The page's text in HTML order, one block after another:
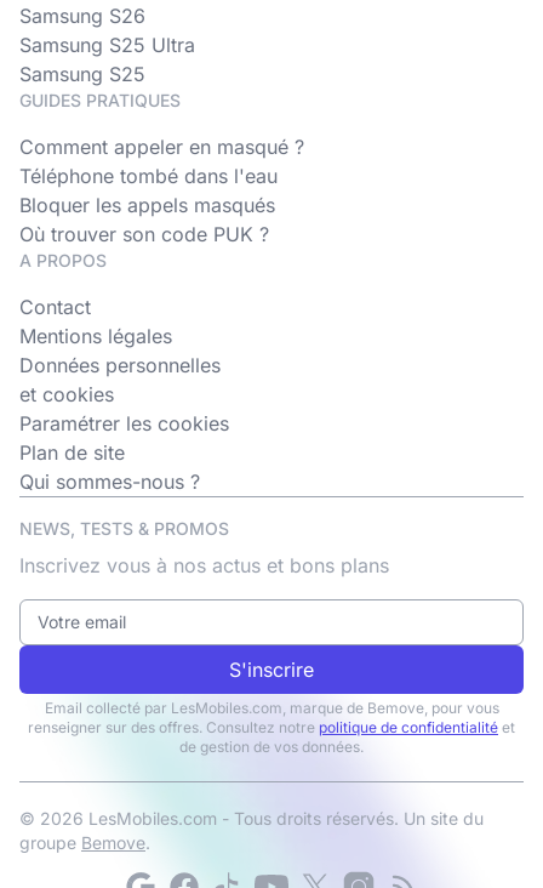
Samsung S26
Samsung S25 Ultra
Samsung S25
GUIDES PRATIQUES
Comment appeler en masqué ?
Téléphone tombé dans l'eau
Bloquer les appels masqués
Où trouver son code PUK ?
A PROPOS
Contact
Mentions légales
Données personnelles
et cookies
Paramétrer les cookies
Plan de site
Qui sommes-nous ?
NEWS, TESTS & PROMOS
Inscrivez vous à nos actus et bons plans
S'inscrire
Email collecté par LesMobiles.com, marque de Bemove, pour vous
renseigner sur des offres. Consultez notre politique de confidentialité et
de gestion de vos données.
© 2026 LesMobiles.com - Tous droits réservés. Un site du
groupe Bemove.